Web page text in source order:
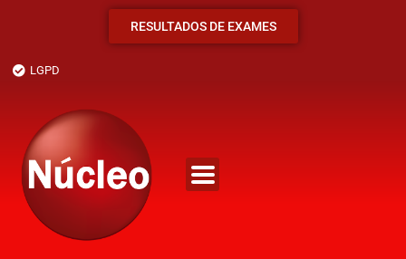
RESULTADOS DE EXAMES
LGPD